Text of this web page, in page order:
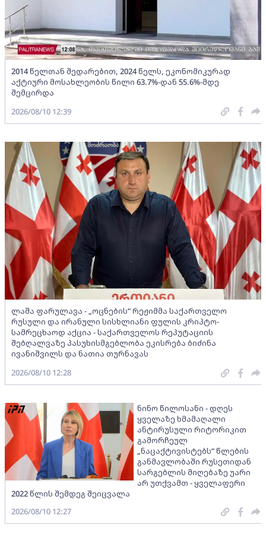
2014 წელთან შედარებით, 2024 წელს, ეკონომიკურად
აქტიური მოსახლეობის წილი 63.7%-დან 55.6%-მდე
შემცირდა
2026/08/10 12:39
ლაშა ფარულავა - „ოცნების“ რეჟიმმა საქართველო
რუსული და ირანული სისხლიანი ფულის კრიპტო-
სამრეცხაოდ აქცია - საქართველოს რეპუტაციის
შებღალვაზე პასუხისმგებლობა ეკისრება ბიძინა
ივანიშვილს და ნათია თურნავას
2026/08/10 12:28
ნინო წილოსანი - დღეს
ყველაზე ხმამაღალი
ანტირუსული რიტორიკით
გამორჩეულ
„ნაცაქტივისტებს“ წლების
განმავლობაში რუსეთიდან
სარგებლის მიღებაზე უარი
არ უთქვამთ - ყველაფერი
2022 წლის შემდეგ შეიცვალა
2026/08/10 12:27